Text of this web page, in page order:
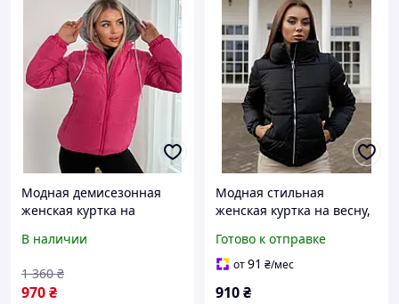
Модная демисезонная
женская куртка на
В наличии
970₴
1 360 ₴
Модная стильная
женская куртка на весну,
наличии!
Готово к отправке
от91 ₴/мес
910₴